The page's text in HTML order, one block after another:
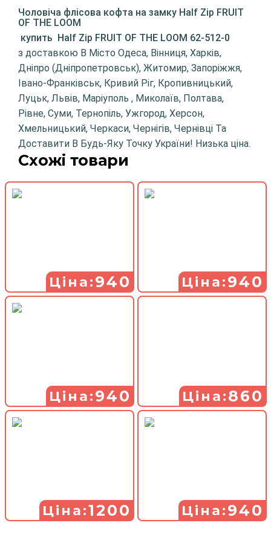
Чоловіча флісова кофта на замку Half Zip FRUIT
OF THE LOOM
купить Half Zip FRUIT OF THE LOOM 62-512-0
з доставкою В Місто Одеса, Вінниця, Харків,
Дніпро (Дніпропетровськ), Житомир, Запоріжжя,
Івано-Франківськ, Кривий Ріг, Кропивницький,
Луцьк, Львів, Маріуполь , Миколаїв, Полтава,
Рівне, Суми, Тернопіль, Ужгород, Херсон,
Хмельницький, Черкаси, Чернігів, Чернівці Та
Доставити В Будь-Яку Точку України! Низька ціна.
Схожі товари
Ціна:940 Ціна:940
Ціна:940 Ціна:860
Ціна:1200 Ціна:940